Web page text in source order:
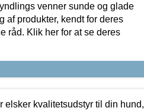
venner sunde og glade
af produkter, kendt for deres
råd. Klik her for at se deres
elsker kvalitetsudstyr til din hund,